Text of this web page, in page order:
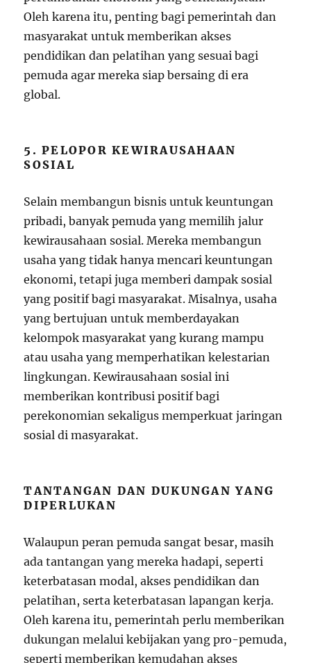
Oleh karena itu, penting bagi pemerintah dan
masyarakat untuk memberikan akses
pendidikan dan pelatihan yang sesuai bagi
pemuda agar mereka siap bersaing di era
global.
5. PELOPOR KEWIRAUSAHAAN
SOSIAL
Selain membangun bisnis untuk keuntungan
pribadi, banyak pemuda yang memilih jalur
kewirausahaan sosial. Mereka membangun
usaha yang tidak hanya mencari keuntungan
ekonomi, tetapi juga memberi dampak sosial
yang positif bagi masyarakat. Misalnya, usaha
yang bertujuan untuk memberdayakan
kelompok masyarakat yang kurang mampu
atau usaha yang memperhatikan kelestarian
lingkungan. Kewirausahaan sosial ini
memberikan kontribusi positif bagi
perekonomian sekaligus memperkuat jaringan
sosial di masyarakat.
TANTANGAN DAN DUKUNGAN YANG
DIPERLUKAN
Walaupun peran pemuda sangat besar, masih
ada tantangan yang mereka hadapi, seperti
keterbatasan modal, akses pendidikan dan
pelatihan, serta keterbatasan lapangan kerja.
Oleh karena itu, pemerintah perlu memberikan
dukungan melalui kebijakan yang pro-pemuda,
seperti memberikan kemudahan akses